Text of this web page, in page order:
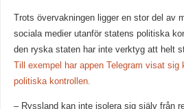
Trots övervakningen ligger en stor del av
sociala medier utanför statens politiska
den ryska staten har inte verktyg att helt
Till exempel har appen Telegram visat
politiska kontrollen.
– Ryssland kan inte isolera sig själv från